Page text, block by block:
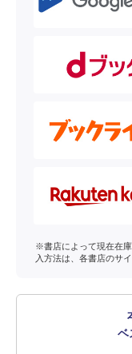
※書店によって現在在
入方法は、各書店のサ
ベ